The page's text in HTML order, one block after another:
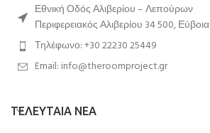
Εθνική Οδός Αλιβερίου – Λεπούρων
Περιφερειακός Αλιβερίου 34 500, Εύβοια
Τηλέφωνο: +30 22230 25449
Email: info@theroomproject.gr
ΤΕΛΕΥΤΑΙΑ ΝΕΑ